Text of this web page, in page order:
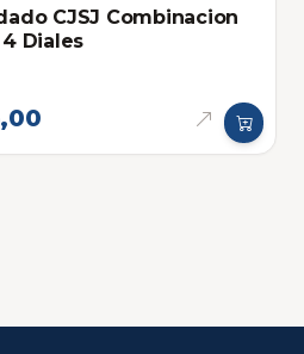
CJSJ Combinacion
4 Diales